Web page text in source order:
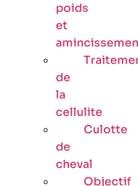
poids
et
de
la
cellulite
Culotte
de
cheval
Objectif